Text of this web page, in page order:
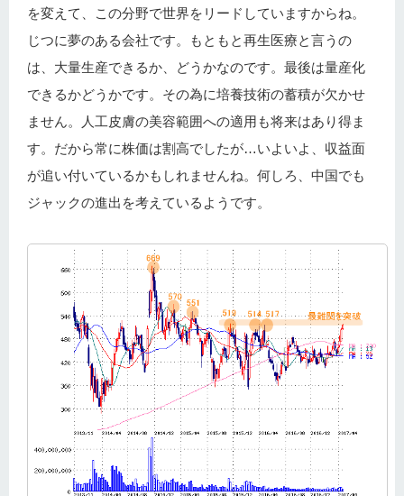
を変えて、この分野で世界をリードしていますからね。
じつに夢のある会社です。もともと再生医療と言うの
は、大量生産できるか、どうかなのです。最後は量産化
できるかどうかです。その為に培養技術の蓄積が欠かせ
ません。人工皮膚の美容範囲への適用も将来はあり得ま
す。だから常に株価は割高でしたが…いよいよ、収益面
が追い付いているかもしれませんね。何しろ、中国でも
ジャックの進出を考えているようです。